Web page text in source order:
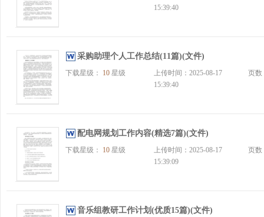
15:39:40
采购助理个人工作总结(11篇)(文件)
下载星级： 10 星级
上传时间：2025-08-17
15:39:40
页
配电网规划工作内容(精选7篇)(文件)
下载星级： 10 星级
上传时间：2025-08-17
15:39:09
页
音乐组教研工作计划(优质15篇)(文件)